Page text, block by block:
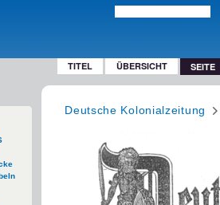
TITEL ÜBERSICHT SEITE
Deutsche Kolonialzeitung